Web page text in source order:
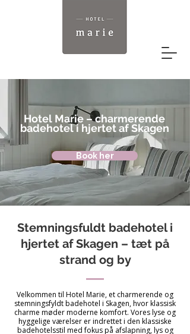
Hotel Marie – charmerende
badehotel i hjertet af Skagen
Book her
Stemningsfuldt badehotel i
hjertet af Skagen – tæt på
strand og by
Velkommen til Hotel Marie, et charmerende og
stemningsfyldt badehotel i Skagen, hvor klassisk
charme møder moderne komfort. Vores lyse og
hyggelige værelser er indrettet i den klassiske
badehotelsstil med fokus på afslapning, lys og